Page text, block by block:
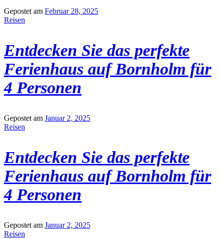
Gepostet am Februar 28, 2025
Reisen
Entdecken Sie das perfekte
Ferienhaus auf Bornholm für
4 Personen
Gepostet am Januar 2, 2025
Reisen
Entdecken Sie das perfekte
Ferienhaus auf Bornholm für
4 Personen
Gepostet am Januar 2, 2025
Reisen